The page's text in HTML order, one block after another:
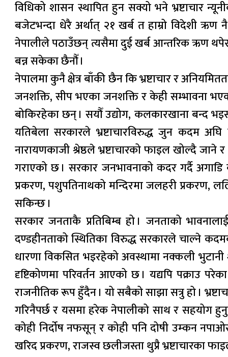
विधिको शासन स्थापित हुन सक्यो भने भ्रष्टाचार
बजेटभन्दा धेरै अर्थात् २१ खर्ब त हाम्रो विदेशी ऋण
नेपालीले पठाउँछन् त्यसैमा दुई खर्ब आन्तरिक ऋण थपेर
बन्न सकेका छैनौँ ।
नेपालमा कुनै क्षेत्र बाँकी छैन कि भ्रष्टाचार र
जनशक्ति, सीप भएका जनशक्ति र केही सम्भावना
बोकिरहेका छन् । सयौँ उद्योग, कलकारखाना बन्द
यतिबेला सरकारले भ्रष्टाचारविरुद्ध जुन कदम
नारायणकाजी श्रेष्ठले भ्रष्टाचारको फाइल खोल्दै
गराएको छ । सरकार जनभावनाको कदर गर्दै
प्रकरण, पशुपतिनाथको मन्दिरमा जलहरी प्रकरण,
सकिन्छ ।
सरकार जनताकै प्रतिबिम्ब हो । जनताको
दण्डहीनताको स्थितिका विरुद्ध सरकारले चाल्ने
धारणा विकसित भइरहेको अवस्थामा नक्कली भुटानी
दृष्टिकोणमा परिवर्तन आएको छ । यद्यपि पक्राउ
राजनीतिक रूप हुँदैन । यो सबैको साझा सत्रु हो ।
गरिनैपर्छ र यसमा हरेक नेपालीको साथ र सहयोग
कोही निर्दोष नफसून् र कोही पनि दोषी उम्कन
खरिद प्रकरण, राजस्व छलीजस्ता थुप्रै भ्रष्टाचारका